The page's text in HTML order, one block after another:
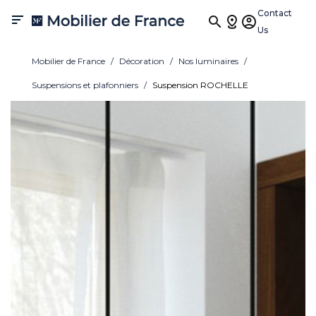

Contact
Us
Mobilier de France Décoration Nos luminaires
Suspensions et plafonniers Suspension ROCHELLE